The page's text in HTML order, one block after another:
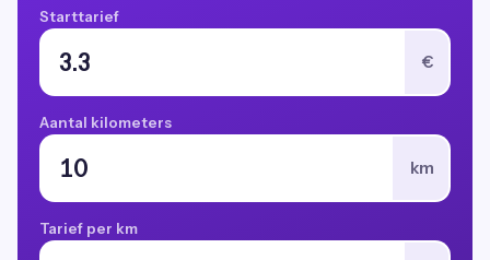
Starttarief
€
Aantal kilometers
km
Tarief per km